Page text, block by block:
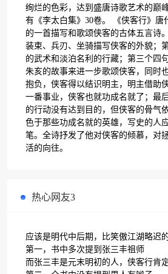
绚烂的色彩，达到盛唐诗歌艺术的巅
有《李太白集》30卷。 《侠客行》唐
的一首描写和歌颂侠客的古体五言诗
装束、兵刃、坐骑描写侠客的外貌；
的武术和淡泊名利的行藏；第三个四
朱亥的故事来进一步歌颂侠客，同时
抱负，侠客得以结识明主，明主借助
一番事业，侠客也就功成名就了；最
的行动没有达到目的，但侠客的骨气
色于那些功成名就的英雄，写史的人
笔。全诗抒发了他对侠客的倾慕，对
活的向往。
热心网友3
应该是明代中后期，比笑傲江湖略迟的
第一，书中多次提到张三丰祖师
而张三丰是元末明初的人，侠客行肯